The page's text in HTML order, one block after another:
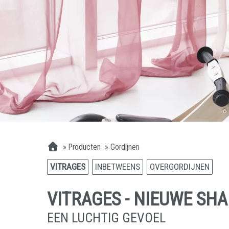
» Producten »Gordijnen
VITRAGES INBETWEENS OVERGORDIJNEN
VITRAGES - NIEUWE
EEN LUCHTIG GEVOEL